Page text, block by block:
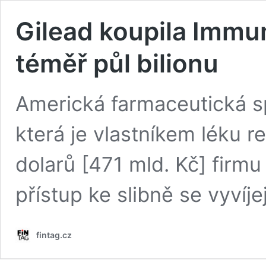
Gilead koupila
téměř půl bilionu
Americká farmaceutická
která je vlastníkem léku
dolarů [471 mld. Kč]
přístup ke slibně se
fintag.cz